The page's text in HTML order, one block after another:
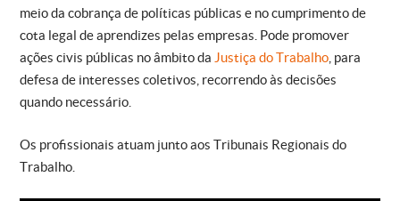
meio da cobrança de políticas públicas e no cumprimento de
cota legal de aprendizes pelas empresas. Pode promover
ações civis públicas no âmbito da Justiça do Trabalho , para
defesa de interesses coletivos, recorrendo às decisões
quando necessário.
Os profissionais atuam junto aos Tribunais Regionais do
Trabalho.